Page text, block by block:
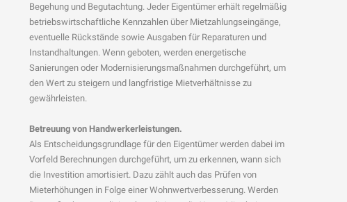
Begehung und Begutachtung. Jeder Eigentümer erhält regelmäßig
betriebswirtschaftliche Kennzahlen über Mietzahlungseingänge,
eventuelle Rückstände sowie Ausgaben für Reparaturen und
Instandhaltungen. Wenn geboten, werden energetische
Sanierungen oder Modernisierungsmaßnahmen durchgeführt, um
den Wert zu steigern und langfristige Mietverhältnisse zu
gewährleisten.
Betreuung von Handwerkerleistungen.
Als Entscheidungsgrundlage für den Eigentümer werden dabei im
Vorfeld Berechnungen durchgeführt, um zu erkennen, wann sich
die Investition amortisiert. Dazu zählt auch das Prüfen von
Mieterhöhungen in Folge einer Wohnwertverbesserung. Werden